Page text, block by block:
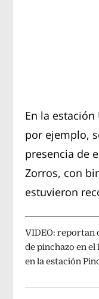
En la
por ejemplo,
presencia de
Zorros, con
estuvieron
VIDEO: reportan
de pinchazo en
en la estación